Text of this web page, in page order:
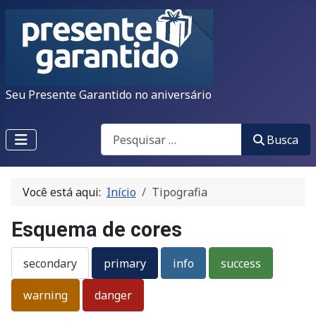
Seu Presente Garantido no aniversário
Busca
Type 2 or more characters for results.
Busca
Você está aqui: Início Tipografia
Esquema de cores
secondary primary info success
warning danger